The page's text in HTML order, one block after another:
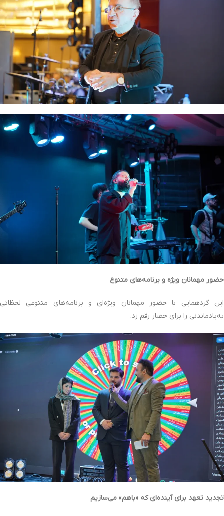
حضور مهمانان ویژه و برنامه‌های متنوع
این گردهمایی با حضور مهمانان ویژه‌ای و برنامه‌های متنوعی لحظاتی
به‌یادماندنی را برای حضار رقم زد.
تجدید تعهد برای آینده‌ای که «باهم» می‌سازیم